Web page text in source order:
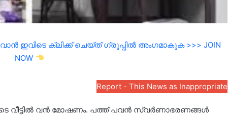
ഇവിടെ ക്ലിക്ക് ചെയ്ത് ഗ്രൂപ്പിൽ അംഗമാകുക >>> JOIN
NOW
Report - This News as Inappropriate
വീട്ടിൽ വൻ മോഷണം. പത്ത് പവൻ സ്വർണാഭരണങ്ങൾ